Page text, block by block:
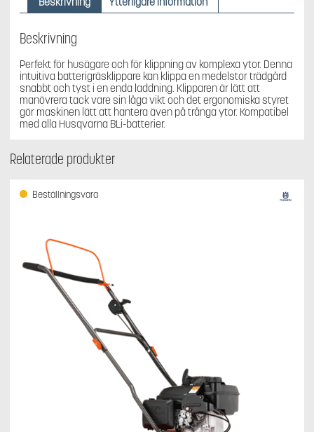
batteri
Beskrivning
Perfekt för husägare och för klippning av komplexa ytor. Denna
intuitiva batterigräsklippare kan klippa en medelstor trädgård
snabbt och tyst i en enda laddning. Klipparen är lätt att
manövrera tack vare sin låga vikt och det ergonomiska styret
gör maskinen lätt att hantera även på trånga ytor. Kompatibel
med alla Husqvarna BLi-batterier.
Relaterade produkter
Beställningsvara